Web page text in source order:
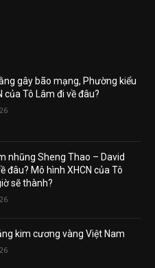
gây bão mạng, Phường kiểu
của Tô Lâm đi về đâu?
nhũng Sheng Thao – David
đâu? Mô hình XHCN của Tô
sẽ thành?
kim cương vàng Việt Nam